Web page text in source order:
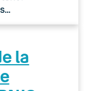
la